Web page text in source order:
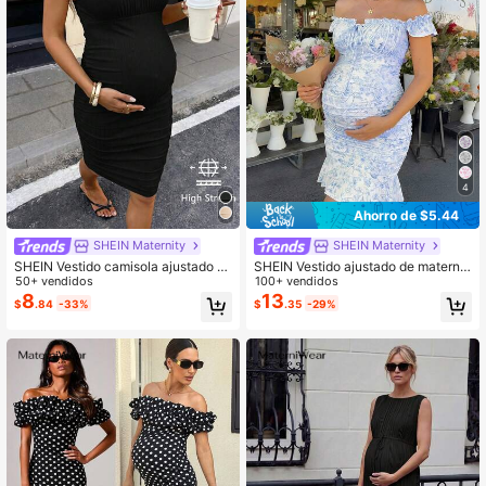
SHEIN Maternity
SHEIN Vestido camisola ajustado c
on fruncido y unicolor acanalado pa
ra maternidad
50+ vendidos
$8.84 -33%
4
Ahorro de $5.44
SHEIN Maternity
SHEIN Vestido ajustado de maternid
ad para vacaciones con estampado
floral, volantes y hombros descubie
rtos
100+ vendidos
$13.35 -29%